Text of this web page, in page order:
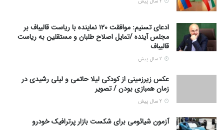
ادعای تسنیم: موافقت ۱۲۰ نماینده با ریاست قالیباف بر
مجلس آینده /تمایل اصلاح طلبان و مستقلین به ریاست
قالیباف
عکس زیرزمینی از کودکی لیلا حاتمی و لیلی رشیدی در
زمان همبازی بودن / تصویر
آزمون شیائومی برای شکست بازار پرترافیک خودرو